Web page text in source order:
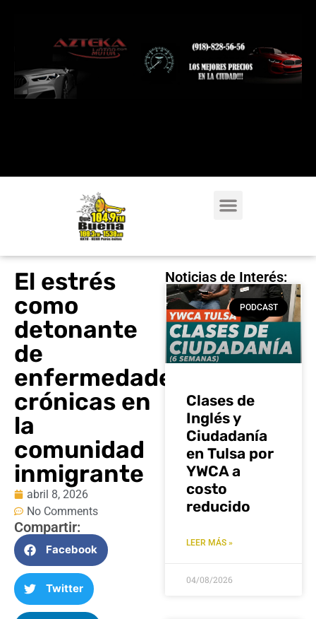
El estrés
como
detonante
de
enfermedades
crónicas en
la
comunidad
inmigrante
abril 8, 2026
No Comments
Compartir:
Facebook
Twitter
Noticias de Interés:
PODCAST
Clases de
Inglés y
Ciudadanía
en Tulsa por
YWCA a
costo
reducido
LEER MÁS »
04/08/2026